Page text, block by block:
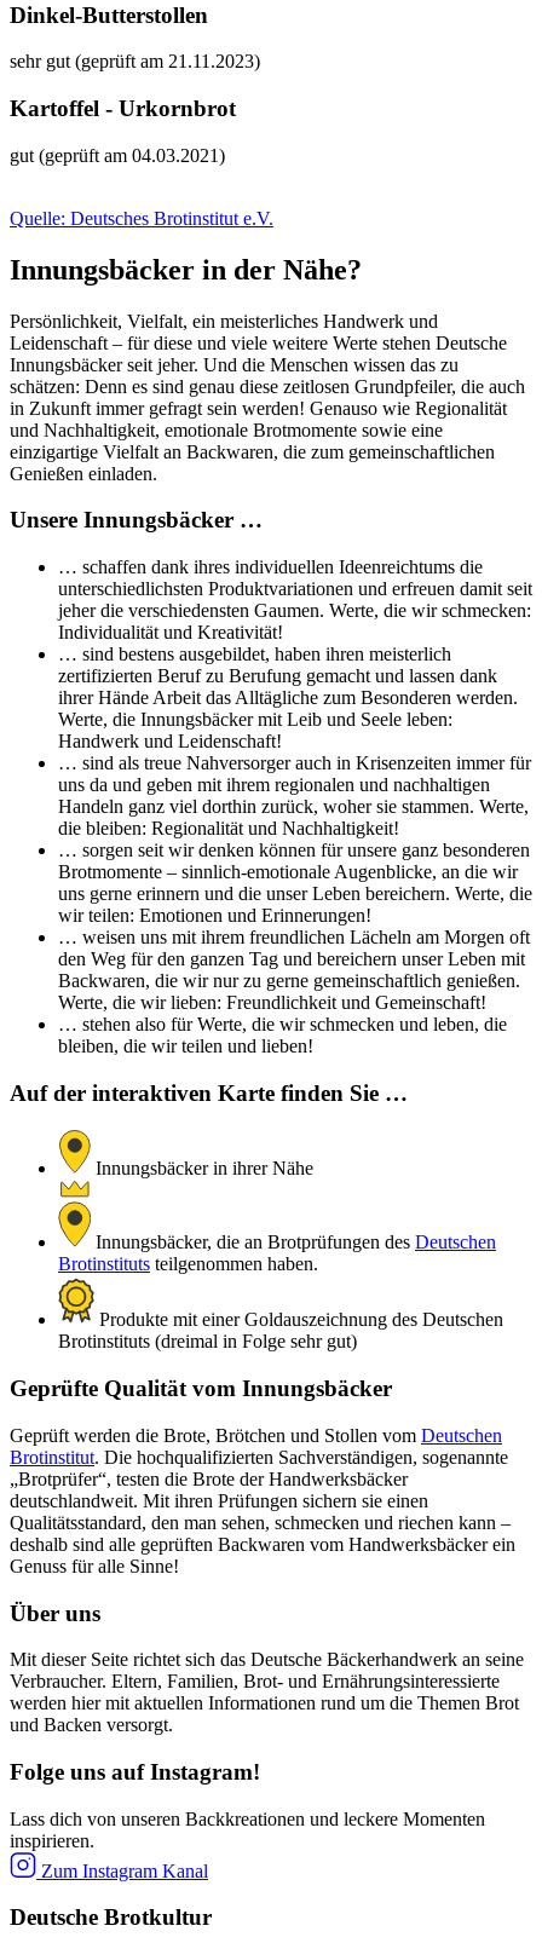
Dinkel-Butterstollen
sehr gut (geprüft am 21.11.2023)
Kartoffel - Urkornbrot
gut (geprüft am 04.03.2021)
Quelle: Deutsches Brotinstitut e.V.
Innungsbäcker in der Nähe?
Persönlichkeit, Vielfalt, ein meisterliches Handwerk und
Leidenschaft – für diese und viele weitere Werte stehen Deutsche
Innungsbäcker seit jeher. Und die Menschen wissen das zu
schätzen: Denn es sind genau diese zeitlosen Grundpfeiler, die auch
in Zukunft immer gefragt sein werden! Genauso wie Regionalität
und Nachhaltigkeit, emotionale Brotmomente sowie eine
einzigartige Vielfalt an Backwaren, die zum gemeinschaftlichen
Genießen einladen.
Unsere Innungsbäcker …
… schaffen dank ihres individuellen Ideenreichtums die
unterschiedlichsten Produktvariationen und erfreuen damit seit
jeher die verschiedensten Gaumen. Werte, die wir schmecken:
Individualität und Kreativität!
… sind bestens ausgebildet, haben ihren meisterlich
zertifizierten Beruf zu Berufung gemacht und lassen dank
ihrer Hände Arbeit das Alltägliche zum Besonderen werden.
Werte, die Innungsbäcker mit Leib und Seele leben:
Handwerk und Leidenschaft!
… sind als treue Nahversorger auch in Krisenzeiten immer für
uns da und geben mit ihrem regionalen und nachhaltigen
Handeln ganz viel dorthin zurück, woher sie stammen. Werte,
die bleiben: Regionalität und Nachhaltigkeit!
… sorgen seit wir denken können für unsere ganz besonderen
Brotmomente – sinnlich-emotionale Augenblicke, an die wir
uns gerne erinnern und die unser Leben bereichern. Werte, die
wir teilen: Emotionen und Erinnerungen!
… weisen uns mit ihrem freundlichen Lächeln am Morgen oft
den Weg für den ganzen Tag und bereichern unser Leben mit
Backwaren, die wir nur zu gerne gemeinschaftlich genießen.
Werte, die wir lieben: Freundlichkeit und Gemeinschaft!
… stehen also für Werte, die wir schmecken und leben, die
bleiben, die wir teilen und lieben!
Auf der interaktiven Karte finden Sie …
Innungsbäcker in ihrer Nähe
Innungsbäcker, die an Brotprüfungen des Deutschen
Brotinstituts teilgenommen haben.
Produkte mit einer Goldauszeichnung des Deutschen
Brotinstituts (dreimal in Folge sehr gut)
Geprüfte Qualität vom Innungsbäcker
Geprüft werden die Brote, Brötchen und Stollen vom Deutschen
Brotinstitut. Die hochqualifizierten Sachverständigen, sogenannte
„Brotprüfer“, testen die Brote der Handwerksbäcker
deutschlandweit. Mit ihren Prüfungen sichern sie einen
Qualitätsstandard, den man sehen, schmecken und riechen kann –
deshalb sind alle geprüften Backwaren vom Handwerksbäcker ein
Genuss für alle Sinne!
Über uns
Mit dieser Seite richtet sich das Deutsche Bäckerhandwerk an seine
Verbraucher. Eltern, Familien, Brot- und Ernährungsinteressierte
werden hier mit aktuellen Informationen rund um die Themen Brot
und Backen versorgt.
Folge uns auf Instagram!
Lass dich von unseren Backkreationen und leckere Momenten
inspirieren.
Zum Instagram Kanal
Deutsche Brotkultur